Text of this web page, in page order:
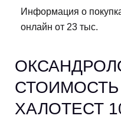
Информация о
онлайн от 23 тыс.
ХАЛОТЕСТ